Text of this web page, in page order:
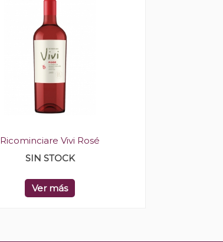
Ricominciare Vivi Rosé
SIN STOCK
Ver más